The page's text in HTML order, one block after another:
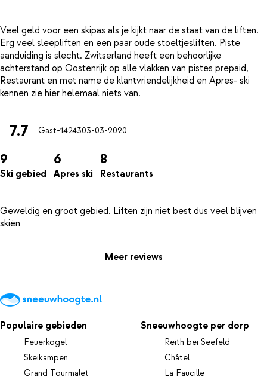
Veel geld voor een skipas als je kijkt naar de staat van de liften.
Erg veel sleepliften en een paar oude stoeltjesliften. Piste
aanduiding is slecht. Zwitserland heeft een behoorlijke
achterstand op Oostenrijk op alle vlakken van pistes prepaid,
Restaurant en met name de klantvriendelijkheid en Apres- ski
7.7 Gast-1424303-03-2020
9
Ski gebied
6
Apres ski
8
Restaurants
Geweldig en groot gebied. Liften zijn niet best dus veel blijven
Meer reviews
Populaire gebieden
Feuerkogel
Skeikampen
Grand Tourmalet
Sneeuwhoogte per dorp
Reith bei Seefeld
Châtel
La Faucille